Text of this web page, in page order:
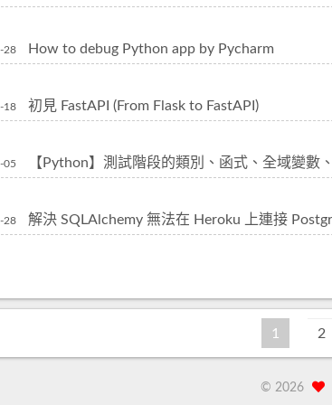
28 How to debug Python app by Pycharm
18 初見 FastAPI (From Flask to FastAPI)
05 【Python】測試階段的類別、函式、全域變數
28 解決 SQLAlchemy 無法在 Heroku 上連接
1 2
© 2026